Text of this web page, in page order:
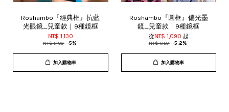
Roshambo『經典框』抗藍
光眼鏡_兒童款｜9種鏡框
NT$ 1,130
NT$ 1,190 -5%
加入購物車
Roshambo『圓框』偏光墨
鏡_兒童款｜9種鏡框
從 NT$ 1,090 起
NT$ 1,150 -5.2%
加入購物車